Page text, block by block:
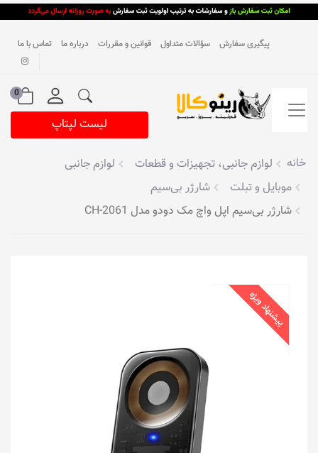
پیگیری سفارش سؤالات متداول قوانین و مقررات درباره ما تماس با ما
0
لیست لپتاپ
خانه لوازم جانبی، تجهیزات و قطعات
لوازم جانبی
موبایل و تبلت
شارژر بی‌سیم
شارژر بی‌سیم اپل واچ مک دودو مدل CH-2061
پیشنهاد ویژه